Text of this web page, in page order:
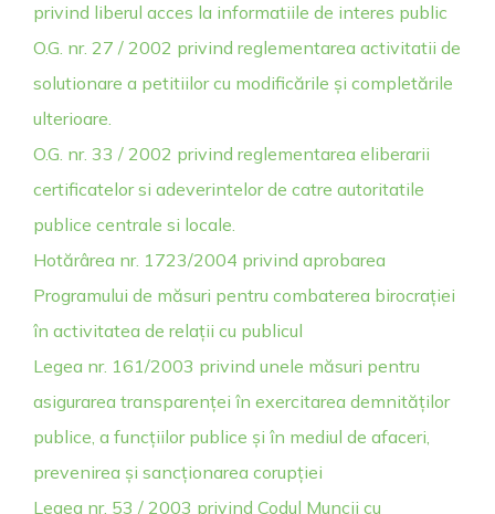
privind liberul acces la informatiile de interes public
O.G. nr. 27 / 2002 privind reglementarea activitatii de
solutionare a petitiilor cu modificările și completările
ulterioare.
O.G. nr. 33 / 2002 privind reglementarea eliberarii
certificatelor si adeverintelor de catre autoritatile
publice centrale si locale.
Hotărârea nr. 1723/2004 privind aprobarea
Programului de măsuri pentru combaterea birocrației
în activitatea de relații cu publicul
Legea nr. 161/2003 privind unele măsuri pentru
asigurarea transparenței în exercitarea demnităților
publice, a funcțiilor publice și în mediul de afaceri,
prevenirea și sancționarea corupției
Legea nr. 53 / 2003 privind Codul Muncii cu